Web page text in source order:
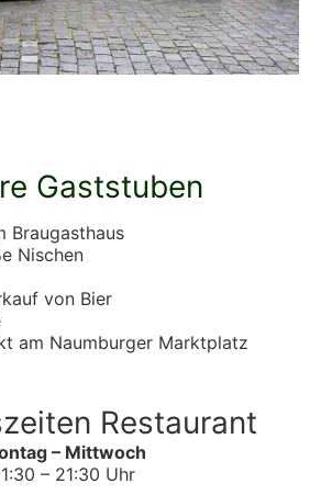
Gaststuben
Braugasthaus
Nischen
von Bier
am Naumburger Marktplatz
Restaurant
– Mittwoch
– 21:30 Uhr